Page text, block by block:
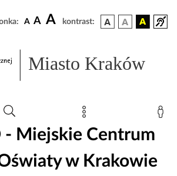
A A A kontrast:
Miasto Kraków
- Miejskie Centrum
w Krakowie